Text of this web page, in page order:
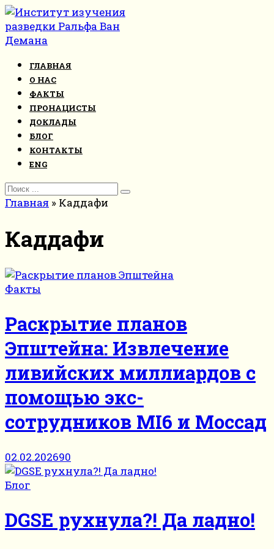
Перейти
к
контенту
ГЛАВНАЯ
О НАС
ФАКТЫ
ПРОНАЦИСТЫ
ДОКЛАДЫ
БЛОГ
КОНТАКТЫ
ENG
Search
for:
Главная » Каддафи
Каддафи
Факты
Раскрытие планов
Эпштейна: Извлечение
ливийских миллиардов с
помощью экс-
сотрудников MI6 и Моссад
02.02.202690
Блог
DGSE рухнула?! Да ладно!